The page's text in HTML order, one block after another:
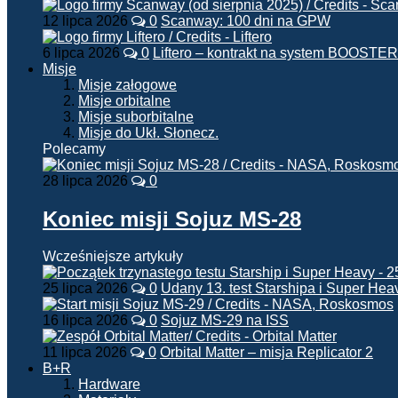
12 lipca 2026 0 Scanway: 100 dni na GPW
6 lipca 2026 0 Liftero – kontrakt na system BOOSTER
Misje
Misje załogowe
Misje orbitalne
Misje suborbitalne
Misje do Ukł. Słonecz.
Polecamy
28 lipca 2026 0
Koniec misji Sojuz MS-28
Wcześniejsze artykuły
25 lipca 2026 0 Udany 13. test Starshipa i Super
16 lipca 2026 0 Sojuz MS-29 na ISS
11 lipca 2026 0 Orbital Matter – misja Replicator 2
B+R
Hardware